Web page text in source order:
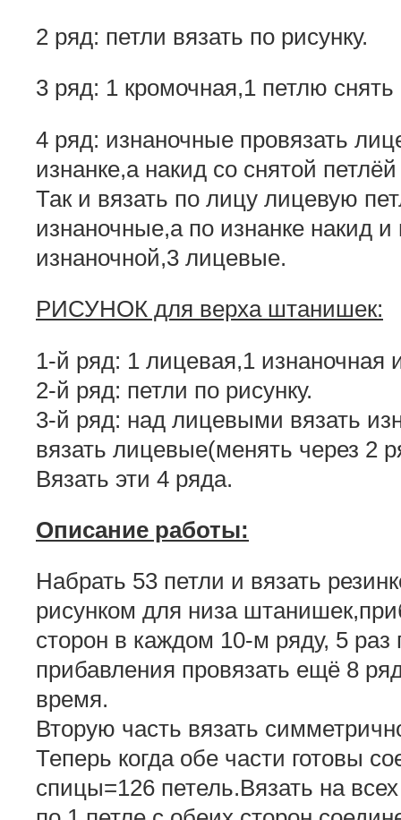
2 ряд: петли вязать по рисунку.
3 ряд: 1 кромочная,1 петлю
4 ряд: изнаночные провязать
изнанке,а накид со снятой
Так и вязать по лицу лицевую
изнаночные,а по изнанке накид
изнаночной,3 лицевые.
РИСУНОК для верха штанишек:
1-й ряд: 1 лицевая,1 изнаночная
2-й ряд: петли по рисунку.
3-й ряд: над лицевыми вязать
вязать лицевые(менять через 2
Вязать эти 4 ряда.
Описание работы:
Набрать 53 петли и вязать
рисунком для низа
сторон в каждом 10-м ряду, 5 раз
прибавления провязать ещё 8
время.
Вторую часть вязать
Теперь когда обе части готовы
спицы=126 петель.Вязать на